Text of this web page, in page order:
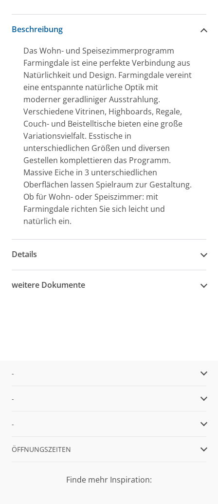
Beschreibung
Das Wohn- und Speisezimmerprogramm
Farmingdale ist eine perfekte Verbindung aus
Natürlichkeit und Design. Farmingdale vereint
eine entspannte natürliche Optik mit
moderner geradliniger Ausstrahlung.
Verschiedene Vitrinen, Highboards, Regale,
Couch- und Beistelltische bieten eine große
Variationsvielfalt. Esstische in
unterschiedlichen Größen und diversen
Gestellen komplettieren das Programm.
Massive Eiche in 3 unterschiedlichen
Oberflächen lassen Spielraum zur Gestaltung.
Ob für Wohn- oder Speiszimmer: mit
Farmingdale richten Sie sich leicht und
natürlich ein.
Details
weitere Dokumente
-
-
-
ÖFFNUNGSZEITEN
Finde mehr Inspiration: